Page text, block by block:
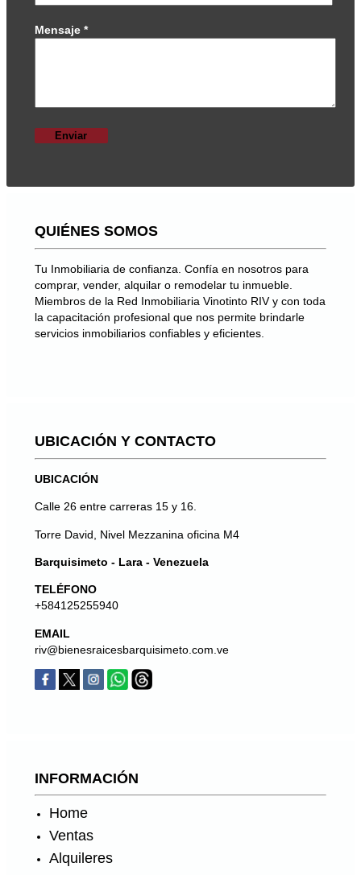
Mensaje *
QUIÉNES SOMOS
Tu Inmobiliaria de confianza. Confía en nosotros para
comprar, vender, alquilar o remodelar tu inmueble.
Miembros de la Red Inmobiliaria Vinotinto RIV y con toda
la capacitación profesional que nos permite brindarle
servicios inmobiliarios confiables y eficientes.
UBICACIÓN Y CONTACTO
UBICACIÓN
Calle 26 entre carreras 15 y 16.
Torre David, Nivel Mezzanina oficina M4
Barquisimeto - Lara - Venezuela
TELÉFONO
+584125255940
EMAIL
riv@bienesraicesbarquisimeto.com.ve
INFORMACIÓN
Home
Ventas
Alquileres